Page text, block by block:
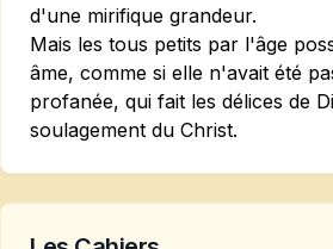
d'une mirifique grandeur.
Mais les tous petits par l'âge
âme, comme si elle n'avait été
profanée, qui fait les délices de
soulagement du Christ.